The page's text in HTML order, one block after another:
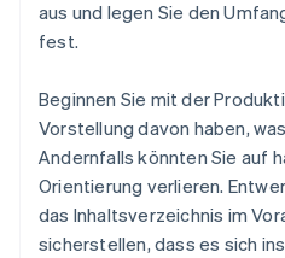
aus und legen Sie den
fest.
Beginnen Sie mit der
Vorstellung davon haben,
Andernfalls könnten Sie auf
Orientierung verlieren.
das Inhaltsverzeichnis im
sicherstellen, dass es sich